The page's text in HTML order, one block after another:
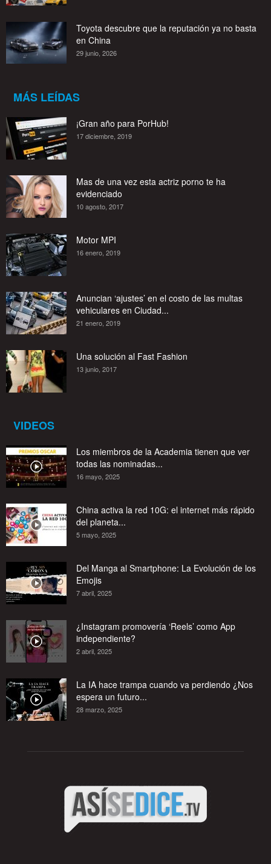
Toyota descubre que la reputación ya no basta
en China
29 junio, 2026
MÁS LEÍDAS
¡Gran año para PorHub!
17 diciembre, 2019
Mas de una vez esta actriz porno te ha
evidenciado
10 agosto, 2017
Motor MPI
16 enero, 2019
Anuncian ‘ajustes’ en el costo de las multas
vehiculares en Ciudad...
21 enero, 2019
Una solución al Fast Fashion
13 junio, 2017
VIDEOS
Los miembros de la Academia tienen que ver
todas las nominadas...
16 mayo, 2025
China activa la red 10G: el internet más rápido
del planeta...
5 mayo, 2025
Del Manga al Smartphone: La Evolución de los
Emojis
7 abril, 2025
¿Instagram promovería ‘Reels’ como App
independiente?
2 abril, 2025
La IA hace trampa cuando va perdiendo ¿Nos
espera un futuro...
28 marzo, 2025